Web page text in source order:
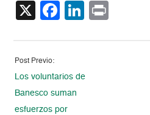
X Facebook
LinkedIn
Post Previo:
Los voluntarios de
Banesco suman
esfuerzos por